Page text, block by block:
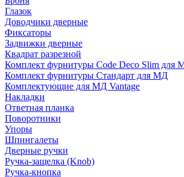
Глазок
Доводчики дверные
Фиксаторы
Задвижки дверные
Квадрат разрезной
Комплект фурнитуры Code Deco Slim для
Комплект фурнитуры Стандарт для МД
Комплектующие для МД Vantage
Накладки
Ответная планка
Поворотники
Упоры
Шпингалеты
Дверные ручки
Ручка-защелка (Knob)
Ручка-кнопка